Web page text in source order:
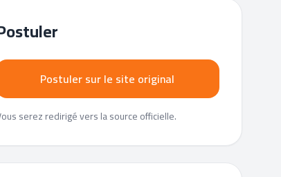
Postuler sur le site original
serez redirigé vers la source officielle.